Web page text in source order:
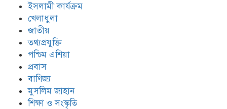
ইসলামী কার্যক্রম
খেলাধুলা
জাতীয়
তথ্যপ্রযুক্তি
পশ্চিম এশিয়া
প্রবাস
বাণিজ্য
মুসলিম জাহান
শিক্ষা ও সংস্কৃতি